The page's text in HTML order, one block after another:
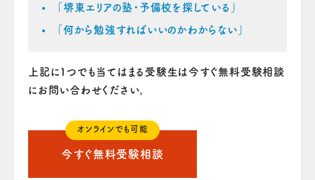
「堺東エリアの塾・予備校を探している」
「何から勉強すればいいのかわからない」
上記に1つでも当てはまる受験生は今すぐ無料受験相談
にお問い合わせください。
オンラインでも可能
今すぐ無料受験相談